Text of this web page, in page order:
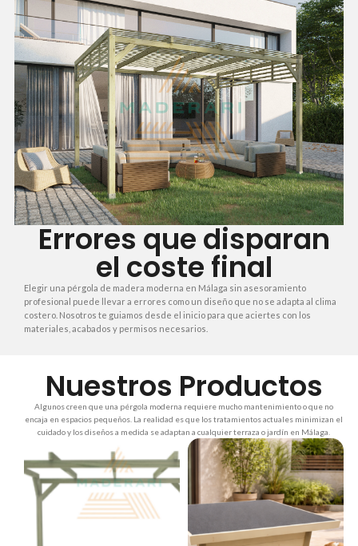
Errores que disparan
el coste final
Elegir una pérgola de madera moderna en Málaga sin asesoramiento
profesional puede llevar a errores como un diseño que no se adapta al clima
costero. Nosotros te guiamos desde el inicio para que aciertes con los
materiales, acabados y permisos necesarios.
Nuestros Productos
Algunos creen que una pérgola moderna requiere mucho mantenimiento o que no
encaja en espacios pequeños. La realidad es que los tratamientos actuales minimizan el
cuidado y los diseños a medida se adaptan a cualquier terraza o jardín en Málaga.